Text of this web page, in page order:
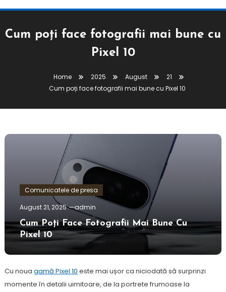
Cum poți face fotografii mai bune cu
Pixel 10
Home 2025 August
21
Cum poți face fotografii mai bune cu Pixel 10
Comunicatele de presa
August 21, 2025
admin
Cum Poți Face Fotografii Mai Bune Cu
Pixel 10
Cu noua gamă Pixel 10 este mai ușor ca niciodată să surprinzi
momente în detalii uimitoare, de la portrete frumoase la